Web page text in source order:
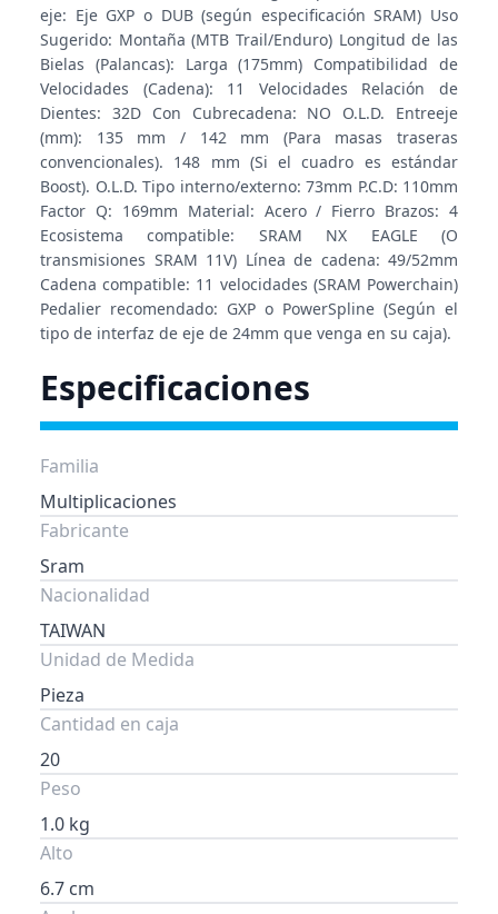
eje: Eje GXP o DUB (según especificación SRAM) Uso
Sugerido: Montaña (MTB Trail/Enduro) Longitud de las
Bielas (Palancas): Larga (175mm) Compatibilidad de
Velocidades (Cadena): 11 Velocidades Relación de
Dientes: 32D Con Cubrecadena: NO O.L.D. Entreeje
(mm): 135 mm / 142 mm (Para masas traseras
convencionales). 148 mm (Si el cuadro es estándar
Boost). O.L.D. Tipo interno/externo: 73mm P.C.D: 110mm
Factor Q: 169mm Material: Acero / Fierro Brazos: 4
Ecosistema compatible: SRAM NX EAGLE (O
transmisiones SRAM 11V) Línea de cadena: 49/52mm
Cadena compatible: 11 velocidades (SRAM Powerchain)
Pedalier recomendado: GXP o PowerSpline (Según el
tipo de interfaz de eje de 24mm que venga en su caja).
Especificaciones
Familia
Multiplicaciones
Fabricante
Sram
Nacionalidad
TAIWAN
Unidad de Medida
Pieza
Cantidad en caja
20
Peso
1.0 kg
Alto
6.7 cm